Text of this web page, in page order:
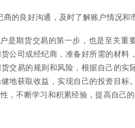
的良好沟通，及时了解账户情况和
是期货交易的第一步，也是至关重
公司或经纪商，准备好所需的材料
交易的规则和风险，根据自己的实
地获取收益，实现自己的投资目标
，不断学习和积累经验，提高自己的